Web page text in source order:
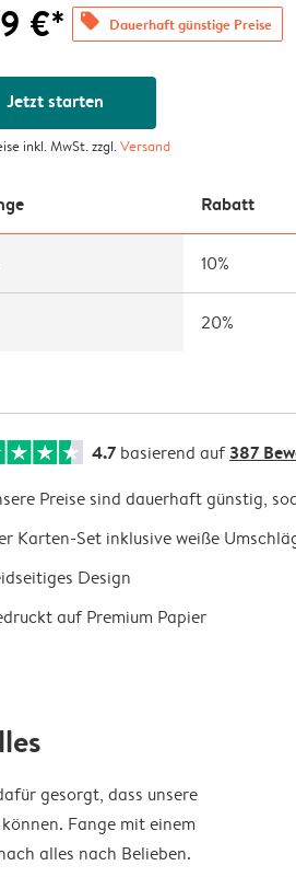
€* offers Dauerhaft günstige Preise
Jetzt starten
inkl. MwSt. zzgl.Versand
Rabatt
10%
20%
4.7 basierend auf387
Preise sind dauerhaft günstig,
Karten-Set inklusive weiße
Design
auf Premium Papier
gesorgt, dass unsere
Fange mit einem
alles nach Belieben.